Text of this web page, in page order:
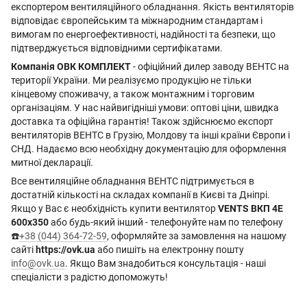
експортером вентиляційного обладнання. Якість вентиляторів
відповідає європейським та міжнародним стандартам і
вимогам по енергоефективності, надійності та безпеки, що
підтверджується відповідними сертифікатами.
Компанія ОВК КОМПЛЕКТ- офіційний дилер заводу ВЕНТС на
території України. Ми реалізуємо продукцію не тільки
кінцевому споживачу, а також монтажним і торговим
організаціям. У нас найвигідніші умови: оптові ціни, швидка
доставка та офіційна гарантія! Також здійснюємо експорт
вентиляторів ВЕНТС в Грузію, Молдову та інші країни Європи і
СНД. Надаємо всю необхідну документацію для оформлення
митної декларації.
Все вентиляційне обладнання ВЕНТС підтримується в
достатній кількості на складах компанії в Києві та Дніпрі.
Якщо у Вас є необхідність купити вентиляторVENTS ВКП 4Е
600x350або будь-який інший - телефонуйте нам по телефону
☎️+38 (044) 364-72-59, оформляйте за замовлення на нашому
сайті https://ovk.ua або пишіть на електронну пошту
info@ovk.ua. Якщо Вам знадобиться консультація - наші
спеціалісти з радістю допоможуть!